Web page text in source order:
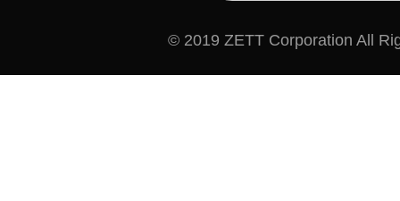
© 2019 ZETT Corporation All